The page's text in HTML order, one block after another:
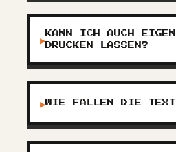
▶
KANN ICH AUCH
DRUCKEN LASSEN?
▶ WIE FALLEN DIE